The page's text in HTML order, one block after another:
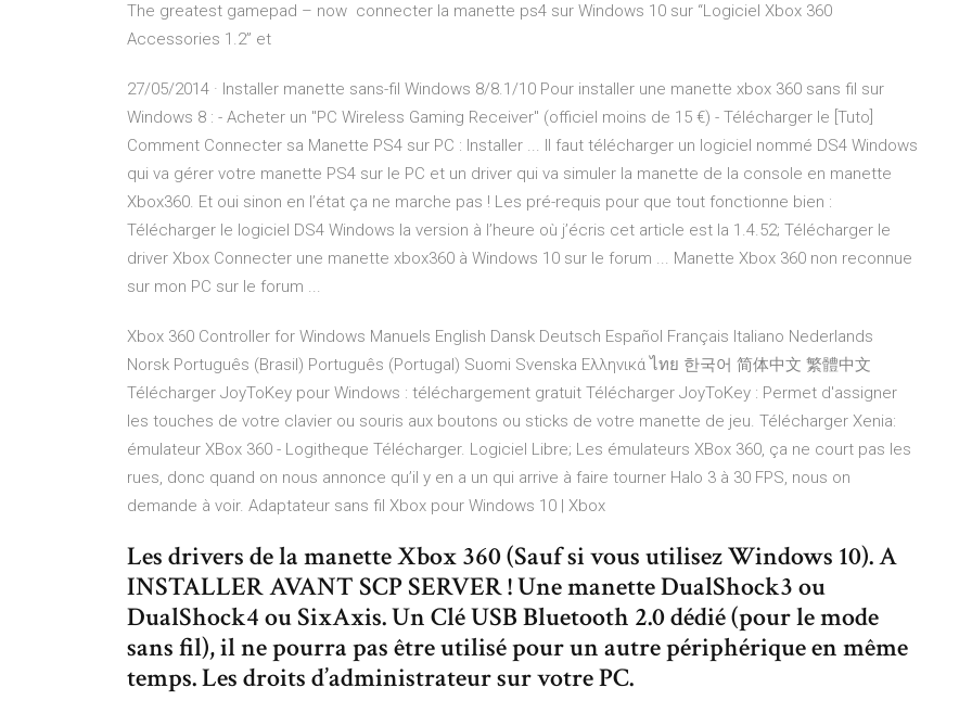
The greatest gamepad – now connecter la manette ps4 sur Windows 10 sur “Logiciel Xbox 360
Accessories 1.2” et
27/05/2014 · Installer manette sans-fil Windows 8/8.1/10 Pour installer une manette xbox 360 sans fil sur
Windows 8 : - Acheter un "PC Wireless Gaming Receiver" (officiel moins de 15 €) - Télécharger le [Tuto]
Comment Connecter sa Manette PS4 sur PC : Installer ... Il faut télécharger un logiciel nommé DS4 Windows
qui va gérer votre manette PS4 sur le PC et un driver qui va simuler la manette de la console en manette
Xbox360. Et oui sinon en l’état ça ne marche pas ! Les pré-requis pour que tout fonctionne bien :
Télécharger le logiciel DS4 Windows la version à l’heure où j’écris cet article est la 1.4.52; Télécharger le
driver Xbox Connecter une manette xbox360 à Windows 10 sur le forum ... Manette Xbox 360 non reconnue
sur mon PC sur le forum ...
Xbox 360 Controller for Windows Manuels English Dansk Deutsch Español Français Italiano Nederlands
Norsk Português (Brasil) Português (Portugal) Suomi Svenska Ελληνικά ไทย 한국어 简体中文 繁體中文
Télécharger JoyToKey pour Windows : téléchargement gratuit Télécharger JoyToKey : Permet d'assigner
les touches de votre clavier ou souris aux boutons ou sticks de votre manette de jeu. Télécharger Xenia:
émulateur XBox 360 - Logitheque Télécharger. Logiciel Libre; Les émulateurs XBox 360, ça ne court pas les
rues, donc quand on nous annonce qu’il y en a un qui arrive à faire tourner Halo 3 à 30 FPS, nous on
demande à voir. Adaptateur sans fil Xbox pour Windows 10 | Xbox
Les drivers de la manette Xbox 360 (Sauf si vous utilisez Windows 10). A
INSTALLER AVANT SCP SERVER ! Une manette DualShock3 ou
DualShock4 ou SixAxis. Un Clé USB Bluetooth 2.0 dédié (pour le mode
sans fil), il ne pourra pas être utilisé pour un autre périphérique en même
temps. Les droits d’administrateur sur votre PC.